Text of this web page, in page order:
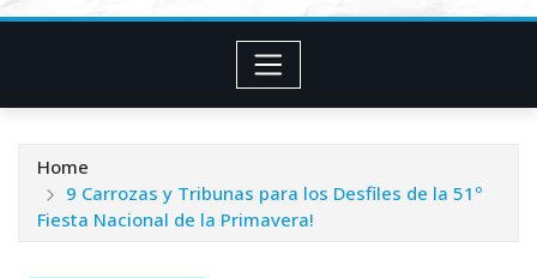
Home
9 Carrozas y Tribunas para los Desfiles de la 51º
Fiesta Nacional de la Primavera!